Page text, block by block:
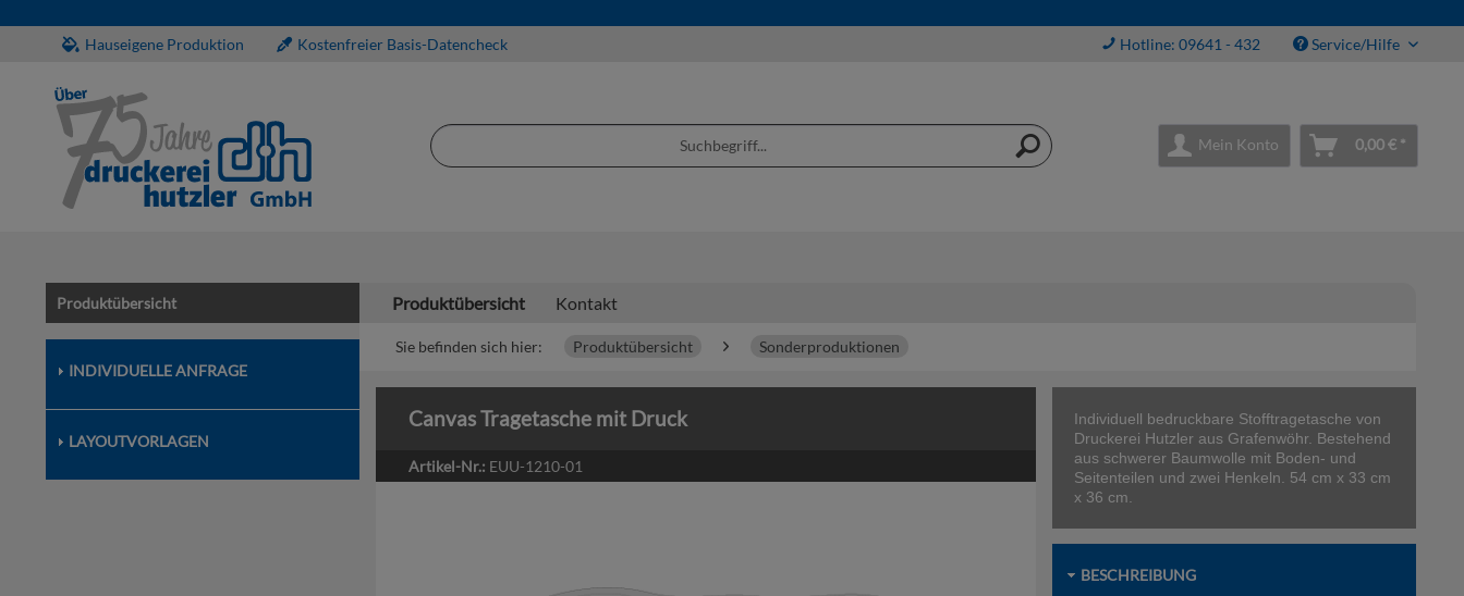
Hauseigene Produktion Kostenfreier Basis-Datencheck Hotline: 09641 - 432 Service/Hilfe
Mein Konto 0,00 € *
Produktübersicht
INDIVIDUELLE ANFRAGE
LAYOUTVORLAGEN
Produktübersicht Kontakt
Sie befinden sich hier: Produktübersicht Sonderproduktionen
Canvas Tragetasche mit Druck
Artikel-Nr.: EUU-1210-01
Individuell bedruckbare Stofftragetasche von
Druckerei Hutzler aus Grafenwöhr. Bestehend
aus schwerer Baumwolle mit Boden- und
Seitenteilen und zwei Henkeln. 54 cm x 33 cm
x 36 cm.
BESCHREIBUNG